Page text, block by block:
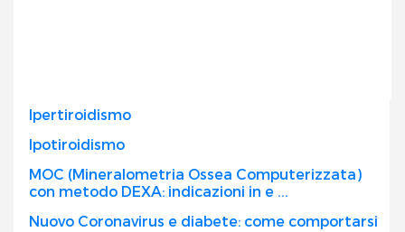
Ipertiroidismo
Ipotiroidismo
MOC (Mineralometria Ossea Computerizzata)
con metodo DEXA: indicazioni in e ...
Nuovo Coronavirus e diabete: come comportarsi